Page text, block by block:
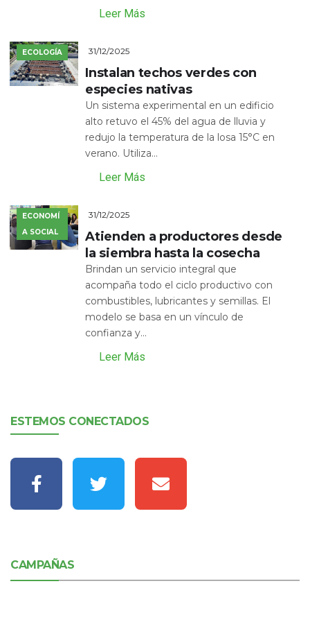
Leer Más
ECOLOGÍA 31/12/2025
Instalan techos verdes con
especies nativas
Un sistema experimental en un edificio
alto retuvo el 45% del agua de lluvia y
redujo la temperatura de la losa 15°C en
verano. Utiliza...
Leer Más
ECONOMÍ
A SOCIAL
31/12/2025
Atienden a productores desde
la siembra hasta la cosecha
Brindan un servicio integral que
acompaña todo el ciclo productivo con
combustibles, lubricantes y semillas. El
modelo se basa en un vínculo de
confianza y...
Leer Más
ESTEMOS CONECTADOS
CAMPAÑAS